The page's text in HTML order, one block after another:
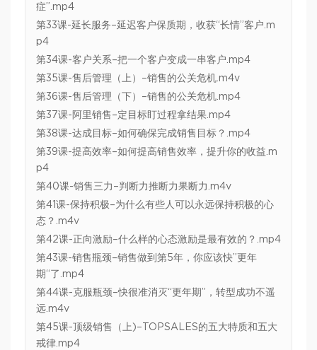
症”.mp4
第33课-延长服务–延迟客户保质期，收获“长情”客户.m
p4
第34课-客户关系–把一个客户变成一串客户.mp4
第35课-售后管理（上）–销售的公关危机.m4v
第36课-售后管理（下）–销售的公关危机.mp4
第37课-阿里销售–定目标盯过程拿结果.mp4
第38课-达成目标–如何确保完成销售目标？.mp4
第39课-提高效率–如何提高销售效率，提升你的收益.m
p4
第40课-销售三力–判断力推断力果断力.m4v
第41课-保持积极–为什么有些人可以永远保持积极的心
态？.m4v
第42课-正向激励–什么样的心态激励是最有效的？.mp4
第43课-销售瓶颈–销售做到第5年，你应该快”更年
期“了.mp4
第44课-克服瓶颈–快很准消灭“更年期”，转型成功不遥
远.m4v
第45课-顶级销售（上)–TOPSALES的五大特质和五大
戒律.mp4